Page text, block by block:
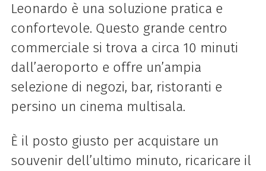
Leonardo è una soluzione pratica e
confortevole. Questo grande centro
commerciale si trova a circa 10 minuti
dall’aeroporto e offre un’ampia
selezione di negozi, bar, ristoranti e
persino un cinema multisala.
È il posto giusto per acquistare un
souvenir dell’ultimo minuto, ricaricare il